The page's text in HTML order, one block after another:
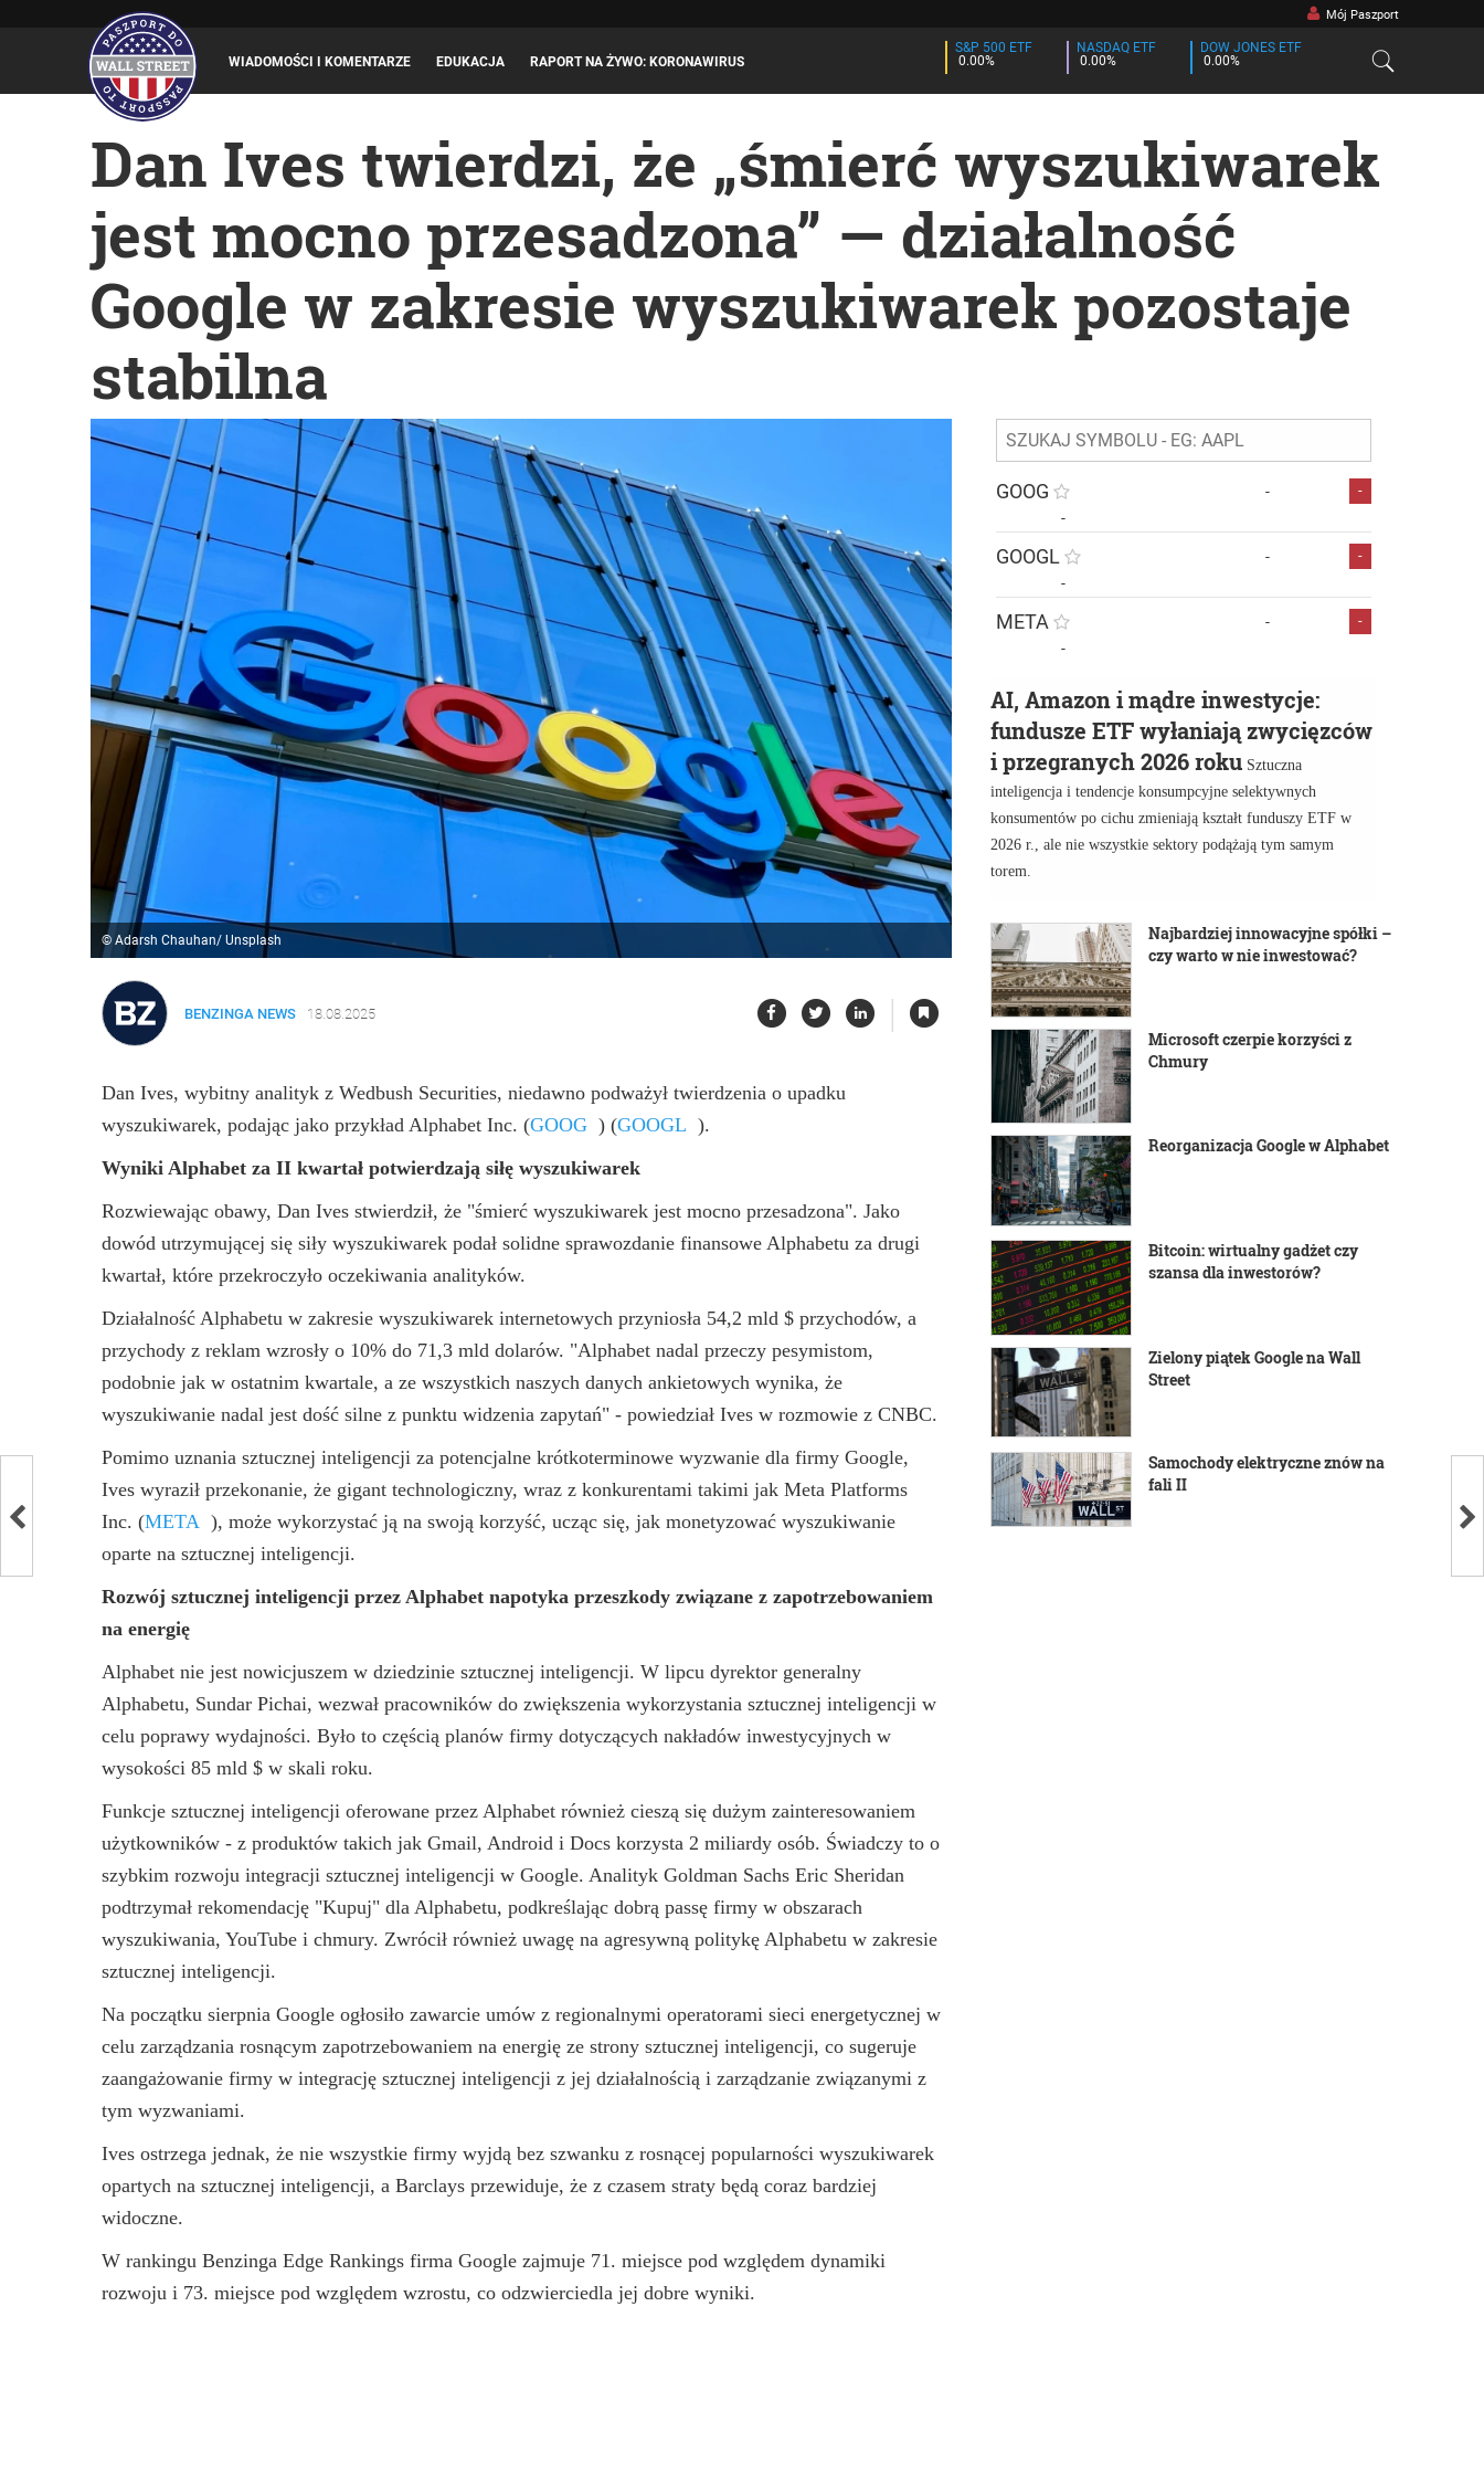
Mój Paszport
WIADOMOŚCI I KOMENTARZE EDUKACJA RAPORT NA ŻYWO: KORONAWIRUS
S&P 500 ETF
0.00%
NASDAQ ETF
0.00%
DOW JONES ETF
0.00%
Dan Ives twierdzi, że „śmierć wyszukiwarek
jest mocno przesadzona” — działalność
Google w zakresie wyszukiwarek pozostaje
stabilna
© Adarsh Chauhan/ Unsplash
BENZINGA NEWS 18.08.2025 |
Dan Ives, wybitny analityk z Wedbush Securities, niedawno podważył twierdzenia o upadku
wyszukiwarek, podając jako przykład Alphabet Inc. (GOOG ) (GOOGL ).
Wyniki Alphabet za II kwartał potwierdzają siłę wyszukiwarek
Rozwiewając obawy, Dan Ives stwierdził, że "śmierć wyszukiwarek jest mocno przesadzona". Jako
dowód utrzymującej się siły wyszukiwarek podał solidne sprawozdanie finansowe Alphabetu za drugi
kwartał, które przekroczyło oczekiwania analityków.
Działalność Alphabetu w zakresie wyszukiwarek internetowych przyniosła 54,2 mld $ przychodów, a
przychody z reklam wzrosły o 10% do 71,3 mld dolarów. "Alphabet nadal przeczy pesymistom,
podobnie jak w ostatnim kwartale, a ze wszystkich naszych danych ankietowych wynika, że
wyszukiwanie nadal jest dość silne z punktu widzenia zapytań" - powiedział Ives w rozmowie z CNBC.
Pomimo uznania sztucznej inteligencji za potencjalne krótkoterminowe wyzwanie dla firmy Google,
Ives wyraził przekonanie, że gigant technologiczny, wraz z konkurentami takimi jak Meta Platforms
Inc. (META ), może wykorzystać ją na swoją korzyść, ucząc się, jak monetyzować wyszukiwanie
oparte na sztucznej inteligencji.
Rozwój sztucznej inteligencji przez Alphabet napotyka przeszkody związane z zapotrzebowaniem
na energię
Alphabet nie jest nowicjuszem w dziedzinie sztucznej inteligencji. W lipcu dyrektor generalny
Alphabetu, Sundar Pichai, wezwał pracowników do zwiększenia wykorzystania sztucznej inteligencji w
celu poprawy wydajności. Było to częścią planów firmy dotyczących nakładów inwestycyjnych w
wysokości 85 mld $ w skali roku.
Funkcje sztucznej inteligencji oferowane przez Alphabet również cieszą się dużym zainteresowaniem
użytkowników - z produktów takich jak Gmail, Android i Docs korzysta 2 miliardy osób. Świadczy to o
szybkim rozwoju integracji sztucznej inteligencji w Google. Analityk Goldman Sachs Eric Sheridan
podtrzymał rekomendację "Kupuj" dla Alphabetu, podkreślając dobrą passę firmy w obszarach
wyszukiwania, YouTube i chmury. Zwrócił również uwagę na agresywną politykę Alphabetu w zakresie
sztucznej inteligencji.
Na początku sierpnia Google ogłosiło zawarcie umów z regionalnymi operatorami sieci energetycznej w
celu zarządzania rosnącym zapotrzebowaniem na energię ze strony sztucznej inteligencji, co sugeruje
zaangażowanie firmy w integrację sztucznej inteligencji z jej działalnością i zarządzanie związanymi z
tym wyzwaniami.
Ives ostrzega jednak, że nie wszystkie firmy wyjdą bez szwanku z rosnącej popularności wyszukiwarek
opartych na sztucznej inteligencji, a Barclays przewiduje, że z czasem straty będą coraz bardziej
widoczne.
W rankingu Benzinga Edge Rankings firma Google zajmuje 71. miejsce pod względem dynamiki
rozwoju i 73. miejsce pod względem wzrostu, co odzwierciedla jej dobre wyniki.
GOOG - -
-
GOOGL - -
-
META - -
-
AI, Amazon i mądre inwestycje:
fundusze ETF wyłaniają zwycięzców
i przegranych 2026 roku Sztuczna
inteligencja i tendencje konsumpcyjne selektywnych
konsumentów po cichu zmieniają kształt funduszy ETF w
2026 r., ale nie wszystkie sektory podążają tym samym
torem.
Najbardziej innowacyjne spółki –
czy warto w nie inwestować?
Microsoft czerpie korzyści z
Chmury
Reorganizacja Google w Alphabet
Bitcoin: wirtualny gadżet czy
szansa dla inwestorów?
Zielony piątek Google na Wall
Street
Samochody elektryczne znów na
fali II